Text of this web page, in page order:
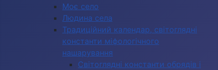
Моє село
Людина села
Традиційний календар, світоглядні
константи міфологічного
нашарування
Світоглядні константи обрядів і